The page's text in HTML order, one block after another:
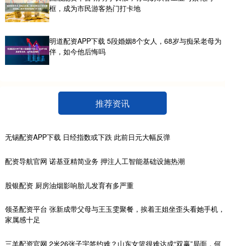
框，成为市民游客热门打卡地
明道配资APP下载 5段婚姻8个女人，68岁与痴呆老母为
伴，如今他后悔吗
推荐资讯
无锡配资APP下载 日经指数或下跌 此前日元大幅反弹
配资导航官网 诺基亚精简业务 押注人工智能基础设施热潮
股银配资 厨房油烟影响胎儿发育有多严重
领圣配资平台 张新成带父母与王玉雯聚餐，挨着王姐坐歪头看她手机，
家属感十足
三羊配资官网 2米26张子宇签约难？山东女篮很难达成“双赢”局面，何